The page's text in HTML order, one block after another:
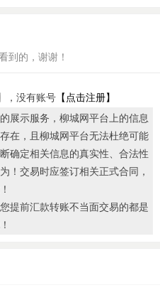
到的，谢谢！
，没有账号 【点击注册】
展示服务，柳城网平台上的信息
在，且柳城网平台无法杜绝可能
确定相关信息的真实性、合法性
！交易时应签订相关正式合同，
提前汇款转账不当面交易的都是